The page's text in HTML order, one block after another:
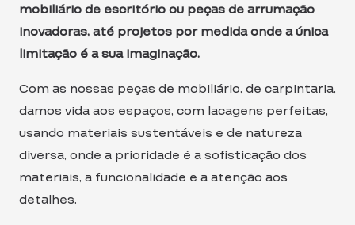
mobiliário de escritório ou peças de arrumação
inovadoras, até projetos por medida onde a única
limitação é a sua imaginação.
Com as nossas peças de mobiliário, de carpintaria,
damos vida aos espaços, com lacagens perfeitas,
usando materiais sustentáveis e de natureza
diversa, onde a prioridade é a sofisticação dos
materiais, a funcionalidade e a atenção aos
detalhes.